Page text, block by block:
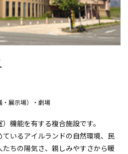
・展示場）・劇場
機能を有する複合施設です。
いるアイルランドの自然環境、民
ちの陽気さ、親しみやすさから暖